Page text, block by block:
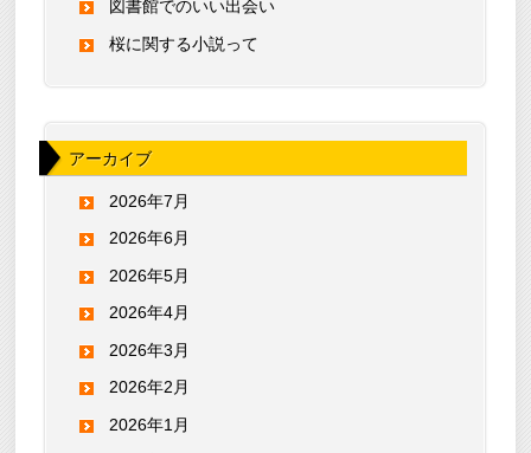
図書館でのいい出会い
桜に関する小説って
アーカイブ
2026年7月
2026年6月
2026年5月
2026年4月
2026年3月
2026年2月
2026年1月